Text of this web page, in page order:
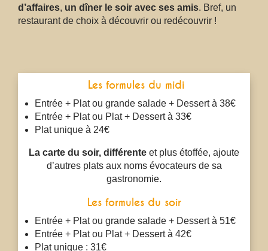
d’affaires, un dîner le soir avec ses amis. Bref, un
restaurant de choix à découvrir ou redécouvrir !
Les formules du midi
Entrée + Plat ou grande salade + Dessert à 38€
Entrée + Plat ou Plat + Dessert à 33€
Plat unique à 24€
La carte du soir, différente et plus étoffée, ajoute
d’autres plats aux noms évocateurs de sa
gastronomie.
Les formules du soir
Entrée + Plat ou grande salade + Dessert à 51€
Entrée + Plat ou Plat + Dessert à 42€
Plat unique : 31€